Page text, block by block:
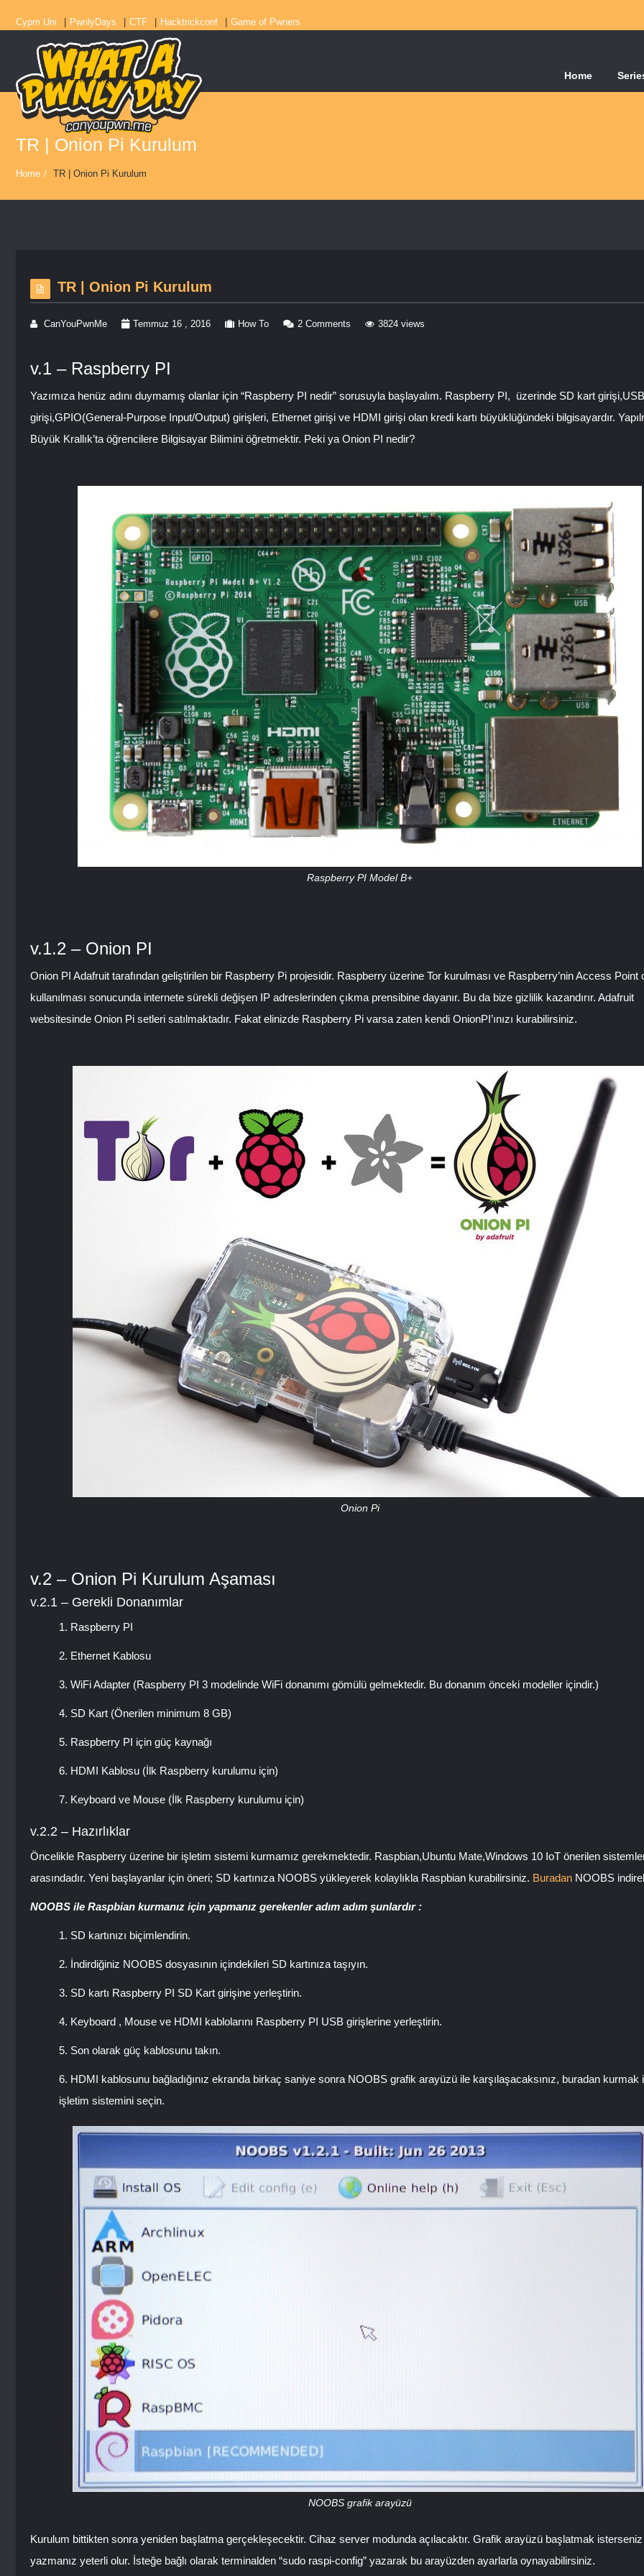
Cypm Uni PwnlyDays CTF Hacktrickconf Game of Pwners
Home
TR | Onion Pi Kurulum
Home / TR | Onion Pi Kurulum
TR | Onion Pi Kurulum
CanYouPwnMe Temmuz 16 , 2016 How To 2 Comments 3824 views
v.1 – Raspberry PI
Yazımıza henüz adını duymamış olanlar için “Raspberry PI nedir” sorusuyla başlayalım. Raspberry PI, üzerinde SD kart
girişi,GPIO(General-Purpose Input/Output) girişleri, Ethernet girişi ve HDMI girişi olan kredi kartı büyüklüğündeki bilgisayardır.
Büyük Krallık’ta öğrencilere Bilgisayar Bilimini öğretmektir. Peki ya Onion PI nedir?
Raspberry PI Model B+
v.1.2 – Onion PI
Onion PI Adafruit tarafından geliştirilen bir Raspberry Pi projesidir. Raspberry üzerine Tor kurulması ve Raspberry’nin Access Point
kullanılması sonucunda internete sürekli değişen IP adreslerinden çıkma prensibine dayanır. Bu da bize gizlilik kazandırır. Adafruit
websitesinde Onion Pi setleri satılmaktadır. Fakat elinizde Raspberry Pi varsa zaten kendi OnionPI’ınızı kurabilirsiniz.
Onion Pi
v.2 – Onion Pi Kurulum Aşaması
v.2.1 – Gerekli Donanımlar
Raspberry PI
Ethernet Kablosu
WiFi Adapter (Raspberry PI 3 modelinde WiFi donanımı gömülü gelmektedir. Bu donanım önceki modeller içindir.)
SD Kart (Önerilen minimum 8 GB)
Raspberry PI için güç kaynağı
HDMI Kablosu (İlk Raspberry kurulumu için)
Keyboard ve Mouse (İlk Raspberry kurulumu için)
v.2.2 – Hazırlıklar
Öncelikle Raspberry üzerine bir işletim sistemi kurmamız gerekmektedir. Raspbian,Ubuntu Mate,Windows 10 IoT önerilen
arasındadır. Yeni başlayanlar için öneri; SD kartınıza NOOBS yükleyerek kolaylıkla Raspbian kurabilirsiniz. Buradan NOOBS
NOOBS ile Raspbian kurmanız için yapmanız gerekenler adım adım şunlardır :
SD kartınızı biçimlendirin.
İndirdiğiniz NOOBS dosyasının içindekileri SD kartınıza taşıyın.
SD kartı Raspberry PI SD Kart girişine yerleştirin.
Keyboard , Mouse ve HDMI kablolarını Raspberry PI USB girişlerine yerleştirin.
Son olarak güç kablosunu takın.
HDMI kablosunu bağladığınız ekranda birkaç saniye sonra NOOBS grafik arayüzü ile karşılaşacaksınız, buradan kurmak
işletim sistemini seçin.
NOOBS grafik arayüzü
Kurulum bittikten sonra yeniden başlatma gerçekleşecektir. Cihaz server modunda açılacaktır. Grafik arayüzü başlatmak isterseniz
yazmanız yeterli olur. İsteğe bağlı olarak terminalden “sudo raspi-config” yazarak bu arayüzden ayarlarla oynayabilirsiniz.